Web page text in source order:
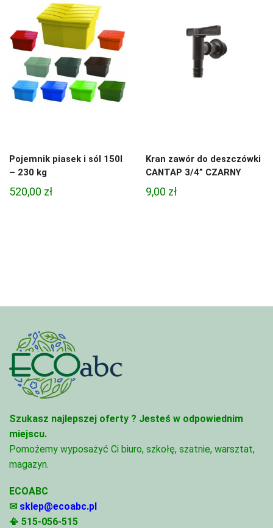
Pojemnik piasek i sól 150l
– 230 kg
520,00 zł
Kran zawór do deszczówki
CANTAP 3/4” CZARNY
9,00 zł
Szukasz najlepszej oferty ? Jesteś w odpowiednim
miejscu.
Pomożemy wyposażyć Ci biuro, szkołę, szatnie, warsztat,
magazyn.
ECOABC
✉ sklep@ecoabc.pl
📳 515-056-515